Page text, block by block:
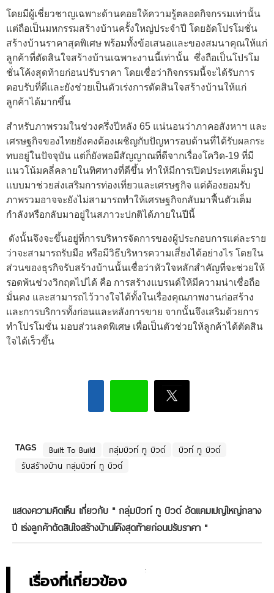
โดยมีผู้เชี่ยวชาญเฉพาะด้านคอยให้ความรู้ตลอดกิจกรรมเท่านั้น
แต่ถือเป็นมหกรรมสร้างบ้านครั้งใหญ่ประจำปี โดยอัดโปรโมชั่น
สร้างบ้านราคาสุดพิเศษ พร้อมทั้งข้อเสนอและของสมนาคุณให้แก่
ลูกค้าที่ตัดสินใจสร้างบ้านเฉพาะงานนี้เท่านั้น ซึ่งถือเป็นโปรโม
ชั่นโค้งสุดท้ายก่อนปรับราคา โดยเชื่อว่ากิจกรรมนี้จะได้รับการ
ตอบรับที่ดีและยังช่วยเป็นตัวเร่งการตัดสินใจสร้างบ้านให้แก่
ลูกค้าได้มากขึ้น
สำหรับภาพรวมในช่วงครึ่งปีหลัง 65 แน่นอนว่าภาคอสังหาฯ และ
เศรษฐกิจของไทยยังคงต้องเผชิญกับปัญหารอบด้านที่ได้รับผลกระ
ทบอยู่ในปัจจุบัน แต่ก็ยังพอมีสัญญาณที่ดีจากเรื่องโควิด-19 ที่มี
แนวโน้มคลี่คลายในทิศทางที่ดีขึ้น ทำให้มีการเปิดประเทศเต็มรูป
แบบมาช่วยส่งเสริมการท่องเที่ยวและเศรษฐกิจ แต่ต้องยอมรับ
ภาพรวมอาจจะยังไม่สามารถทำให้เศรษฐกิจกลับมาฟื้นตัวเต็ม
กำลังหรือกลับมาอยู่ในสภาวะปกติได้ภายในปีนี้
ดังนั้นจึงจะขึ้นอยู่ที่การบริหารจัดการของผู้ประกอบการแต่ละราย
ว่าจะสามารถรับมือ หรือมีวิธีบริหารความเสี่ยงได้อย่างไร โดยใน
ส่วนของธุรกิจรับสร้างบ้านนั้นเชื่อว่าหัวใจหลักสำคัญที่จะช่วยให้
รอดพ้นช่วงวิกฤตไปได้ คือ การสร้างแบรนด์ให้มีความน่าเชื่อถือ
มั่นคง และสามารถไว้วางใจได้ทั้งในเรื่องคุณภาพงานก่อสร้าง
และการบริการทั้งก่อนและหลังการขาย จากนั้นจึงเสริมด้วยการ
ทำโปรโมชั่น มอบส่วนลดพิเศษ เพื่อเป็นตัวช่วยให้ลูกค้าได้ตัดสิน
ใจได้เร็วขึ้น
TAGS Built To Build กลุ่มบิวท์ ทู บิวด์
บิวท์ ทู บิวด์
รับสร้างบ้าน กลุ่มบิวท์ ทู บิวด์
แสดงความคิดเห็น เกี่ยวกับ " กลุ่มบิวท์ ทู บิวด์ อัดแคมเปญใหญ่กลาง
ปี เร่งลูกค้าตัดสินใจสร้างบ้านโค้งสุดท้ายก่อนปรับราคา "
เรื่องที่เกี่ยวข้อง